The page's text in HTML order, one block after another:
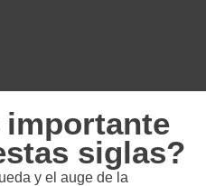
importante
siglas?
y el auge de la